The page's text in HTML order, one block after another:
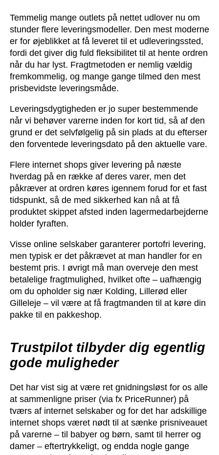
Temmelig mange outlets på nettet udlover nu om
stunder flere leveringsmodeller. Den mest moderne
er for øjeblikket at få leveret til et udleveringssted,
fordi det giver dig fuld fleksibilitet til at hente ordren
når du har lyst. Fragtmetoden er nemlig vældig
fremkommelig, og mange gange tilmed den mest
prisbevidste leveringsmåde.
Leveringsdygtigheden er jo super bestemmende
når vi behøver varerne inden for kort tid, så af den
grund er det selvfølgelig på sin plads at du efterser
den forventede leveringsdato på den aktuelle vare.
Flere internet shops giver levering på næste
hverdag på en række af deres varer, men det
påkræver at ordren køres igennem forud for et fast
tidspunkt, så de med sikkerhed kan nå at få
produktet skippet afsted inden lagermedarbejderne
holder fyraften.
Visse online selskaber garanterer portofri levering,
men typisk er det påkrævet at man handler for en
bestemt pris. I øvrigt må man overveje den mest
betalelige fragtmulighed, hvilket ofte – uafhængig
om du opholder sig nær Kolding, Lillerød eller
Gilleleje – vil være at få fragtmanden til at køre din
pakke til en pakkeshop.
Trustpilot tilbyder dig egentlig
gode muligheder
Det har vist sig at være ret gnidningsløst for os alle
at sammenligne priser (via fx PriceRunner) på
tværs af internet selskaber og for det har adskillige
internet shops været nødt til at sænke prisniveauet
på varerne – til babyer og børn, samt til herrer og
damer – eftertrykkeligt, og endda nogle gange